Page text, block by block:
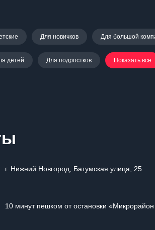
Для новичков Для большой
детей Для подростков Показать все
г. Нижний Новгород, Батумская улица, 25
10 минут пешком от остановки